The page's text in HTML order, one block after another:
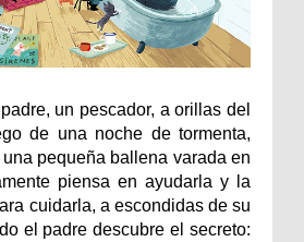
un pescador, a orillas del
de una noche de tormenta,
pequeña ballena varada en
piensa en ayudarla y la
cuidarla, a escondidas de su
el padre descubre el secreto: